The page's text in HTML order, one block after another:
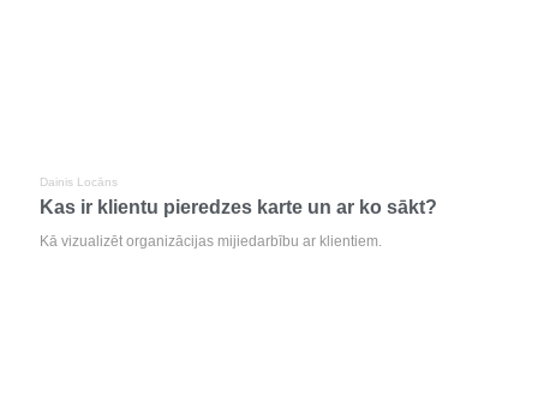
Dainis Locāns
Kas ir klientu pieredzes karte un ar ko sākt?
Kā vizualizēt organizācijas mijiedarbību ar klientiem.